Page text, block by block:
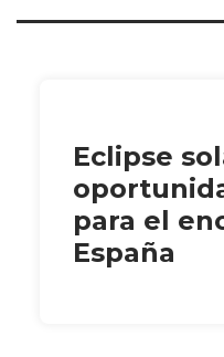
Eclipse
para el
España